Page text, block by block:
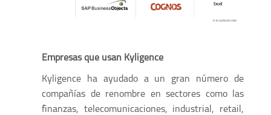
Empresas que usan Kyligence
Kyligence ha ayudado a un gran número de
compañías de renombre en sectores como las
finanzas, telecomunicaciones, industrial, retail,